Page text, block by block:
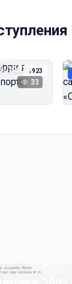
1923
в
33